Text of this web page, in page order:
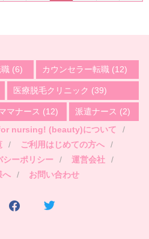
カウンセラー転職 (12)
マナース (12)
(6)
医療脱毛クリニック (39)
派遣ナース (2)
nursing! (beauty)について
ご利用はじめての方へ
シーポリシー
運営会社
へ
お問い合わせ